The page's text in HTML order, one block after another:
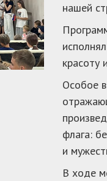
нашей
красоту
Особое
флага:
и
В ходе